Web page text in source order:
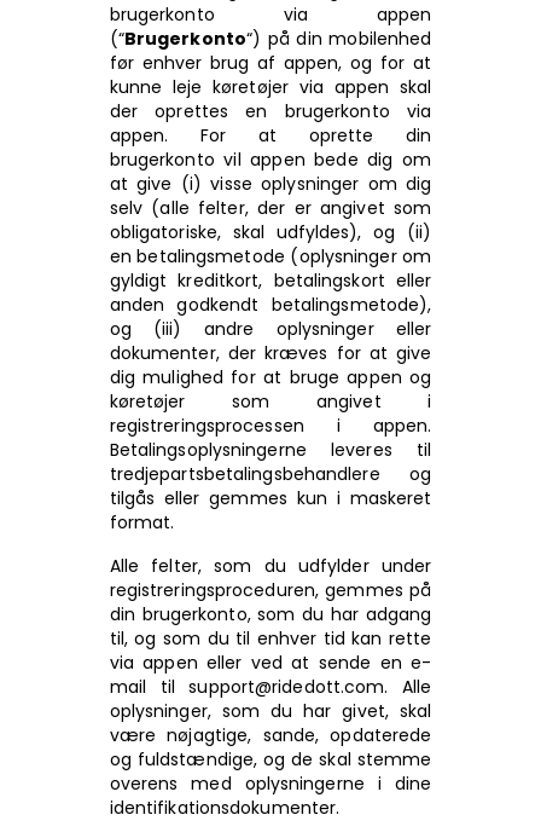
brugerkonto via appen
(“Brugerkonto“) på din mobilenhed
før enhver brug af appen, og for at
kunne leje køretøjer via appen skal
der oprettes en brugerkonto via
appen. For at oprette din
brugerkonto vil appen bede dig om
at give (i) visse oplysninger om dig
selv (alle felter, der er angivet som
obligatoriske, skal udfyldes), og (ii)
en betalingsmetode (oplysninger om
gyldigt kreditkort, betalingskort eller
anden godkendt betalingsmetode),
og (iii) andre oplysninger eller
dokumenter, der kræves for at give
dig mulighed for at bruge appen og
køretøjer som angivet i
registreringsprocessen i appen.
Betalingsoplysningerne leveres til
tredjepartsbetalingsbehandlere og
tilgås eller gemmes kun i maskeret
format.
Alle felter, som du udfylder under
registreringsproceduren, gemmes på
din brugerkonto, som du har adgang
til, og som du til enhver tid kan rette
via appen eller ved at sende en e-
mail til support@ridedott.com. Alle
oplysninger, som du har givet, skal
være nøjagtige, sande, opdaterede
og fuldstændige, og de skal stemme
overens med oplysningerne i dine
identifikationsdokumenter.